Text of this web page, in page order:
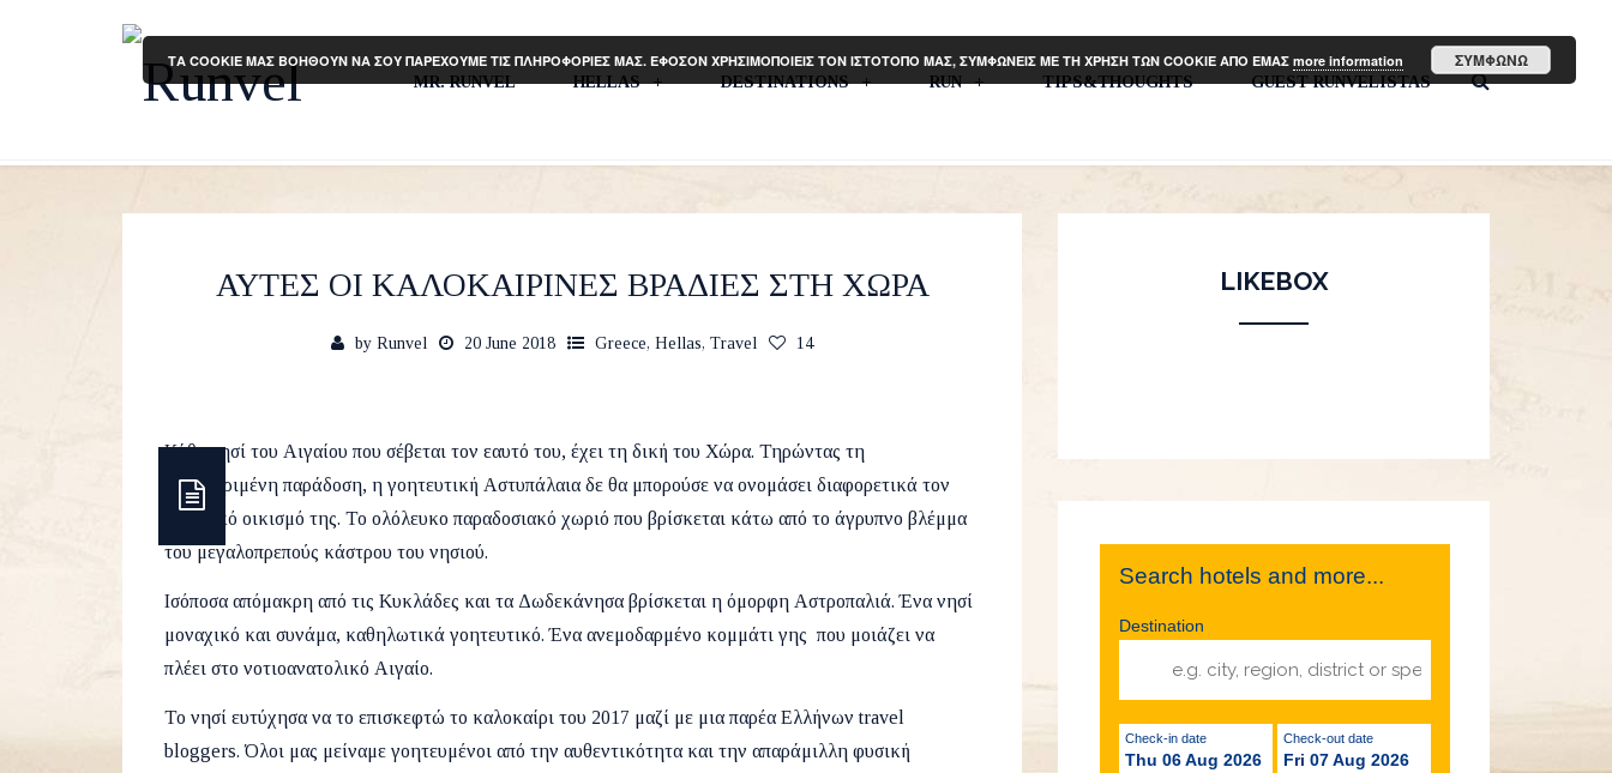
MR. RUNVEL HELLAS DESTINATIONS RUN TIPS&THOUGHTS GUEST RUNVELISTAS
ΑΥΤΕΣ ΟΙ ΚΑΛΟΚΑΙΡΙΝΕΣ ΒΡΑΔΙΕΣ ΣΤΗ ΧΩΡΑ
by Runvel 20 June 2018 Greece, Hellas, Travel 14
Κάθε νησί του Αιγαίου που σέβεται τον εαυτό του, έχει τη δική του Χώρα. Τηρώντας τη
συγκεκριμένη παράδοση, η γοητευτική Αστυπάλαια δε θα μπορούσε να ονομάσει διαφορετικά τον
κεντρικό οικισμό της. Το ολόλευκο παραδοσιακό χωριό που βρίσκεται κάτω από το άγρυπνο βλέμμα
του μεγαλοπρεπούς κάστρου του νησιού.
Ισόποσα απόμακρη από τις Κυκλάδες και τα Δωδεκάνησα βρίσκεται η όμορφη Αστροπαλιά. Ένα νησί
μοναχικό και συνάμα, καθηλωτικά γοητευτικό. Ένα ανεμοδαρμένο κομμάτι γης που μοιάζει να
πλέει στο νοτιοανατολικό Αιγαίο.
Το νησί ευτύχησα να το επισκεφτώ το καλοκαίρι του 2017 μαζί με μια παρέα Ελλήνων travel
bloggers. Όλοι μας μείναμε γοητευμένοι από την αυθεντικότητα και την απαράμιλλη φυσική
LIKEBOX
Search hotels and more...
Destination
Check-in date
Thu 06 Aug 2026
Check-out date
Fri 07 Aug 2026
ΤΑ COOKIE ΜΑΣ ΒΟΗΘΟΥΝ ΝΑ ΣΟΥ ΠΑΡΕΧΟΥΜΕ ΤΙΣ ΠΛΗΡΟΦΟΡΙΕΣ ΜΑΣ. ΕΦΟΣΟΝ ΧΡΗΣΙΜΟΠΟΙΕΙΣ ΤΟΝ ΙΣΤΟΤΟΠΟ ΜΑΣ, ΣΥΜΦΩΝΕΙΣ ΜΕ ΤΗ ΧΡΗΣΗ ΤΩΝ COOKIE ΑΠΟ ΕΜΑΣ more information ΣΥΜΦΩΝΩ